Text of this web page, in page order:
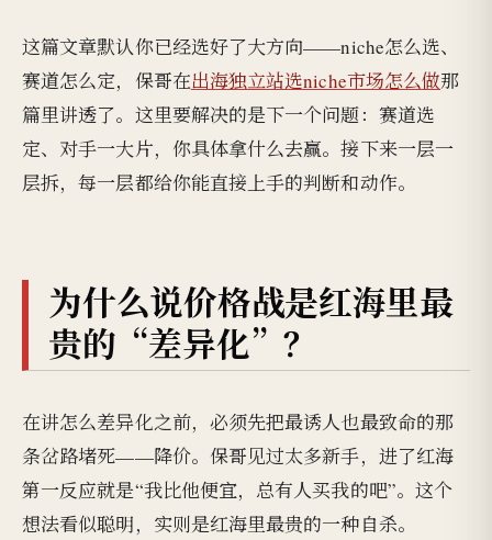
这篇文章默认你已经选好了大方向——niche怎么选、
赛道怎么定，保哥在出海独立站选niche市场怎么做那
篇里讲透了。这里要解决的是下一个问题：赛道选
定、对手一大片，你具体拿什么去赢。接下来一层一
层拆，每一层都给你能直接上手的判断和动作。
为什么说价格战是红海里最
贵的“差异化”？
在讲怎么差异化之前，必须先把最诱人也最致命的那
条岔路堵死——降价。保哥见过太多新手，进了红海
第一反应就是“我比他便宜，总有人买我的吧”。这个
想法看似聪明，实则是红海里最贵的一种自杀。